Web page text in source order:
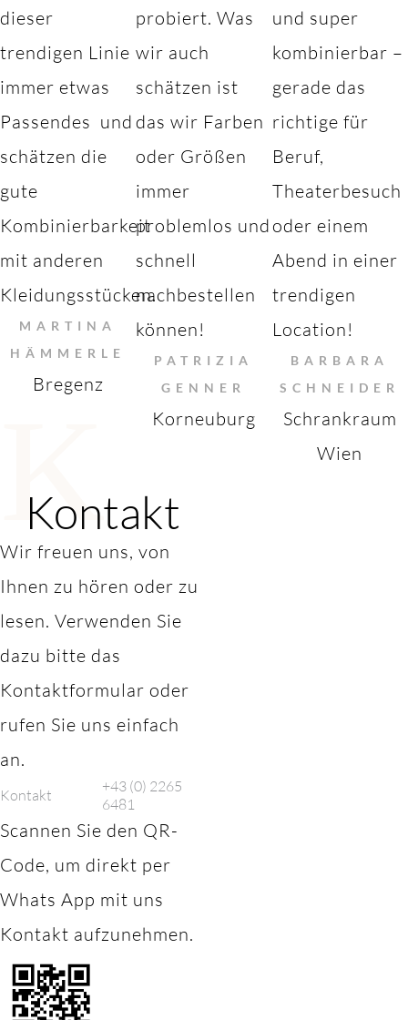
dieser
trendigen Linie
immer etwas
Passendes und
schätzen die
gute
Kombinierbarkeit
mit anderen
Kleidungsstücken.
MARTINA
HÄMMERLE
Bregenz
probiert. Was
wir auch
schätzen ist
das wir Farben
oder Größen
immer
problemlos und
schnell
nachbestellen
können!
PATRIZIA
GENNER
Korneuburg
und super
kombinierbar –
gerade das
richtige für
Beruf,
Theaterbesuch
oder einem
Abend in einer
trendigen
Location!
BARBARA
SCHNEIDER
Schrankraum
Wien
K
Kontakt
Wir freuen uns, von
Ihnen zu hören oder zu
lesen. Verwenden Sie
dazu bitte das
Kontaktformular oder
rufen Sie uns einfach
an.
Kontakt
+43 (0) 2265
6481
Scannen Sie den QR-
Code, um direkt per
Whats App mit uns
Kontakt aufzunehmen.